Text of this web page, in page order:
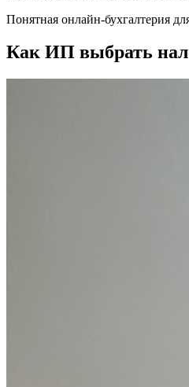
Понятная онлайн-бухгалтерия
Как ИП выбрать